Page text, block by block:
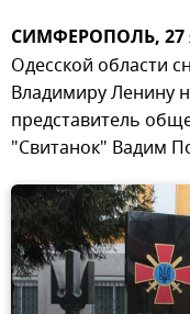
СИМФЕРОПОЛЬ, 27
Одесской области
Владимиру Ленину
представитель
"Свитанок" Вадим